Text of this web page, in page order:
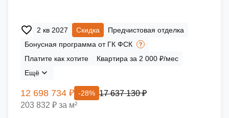
2 кв 2027 Скидка
Предчистовая отделка
Бонусная программа от ГК ФСК
Платите как хотите
Квартира за 2 000 ₽/мес
Ещё
12 698 734 ₽ -28% 17 637 130 ₽
203 832 ₽ за м²